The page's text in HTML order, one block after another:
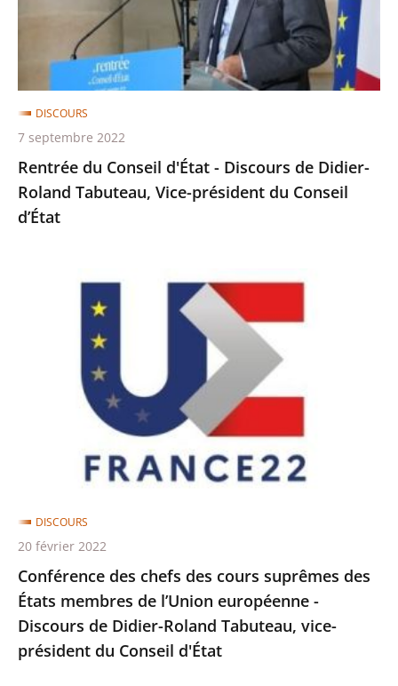
de
Roland
Tabuteau,
Vice-
président
du
Conseil
d’État
Rentrée du Conseil d'État - Discours de Didier-
Roland Tabuteau, Vice-président du Conseil
d’État
DISCOURS
7 septembre 2022
Conférence
suprêmes
membres
l’Union
européenne
-
Discours
de
Didier-
Conférence des chefs des cours suprêmes des
États membres de l’Union européenne -
Discours de Didier-Roland Tabuteau, vice-
président du Conseil d'État
DISCOURS
20 février 2022